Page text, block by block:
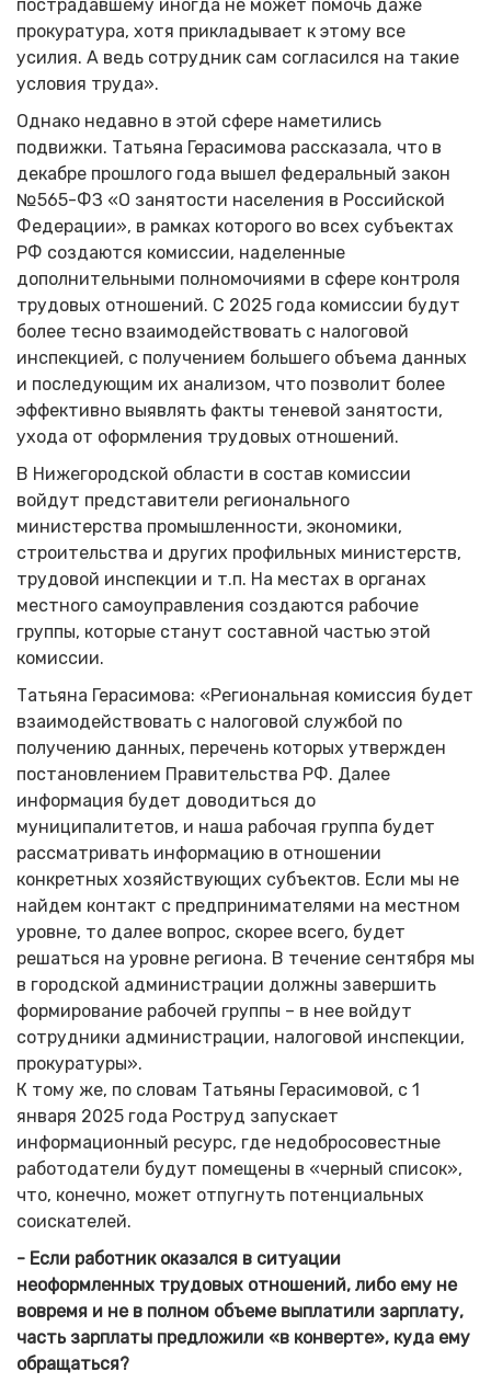
пострадавшему иногда не может помочь даже
прокуратура, хотя прикладывает к этому все
усилия. А ведь сотрудник сам согласился на такие
условия труда».
Однако недавно в этой сфере наметились
подвижки. Татьяна Герасимова рассказала, что в
декабре прошлого года вышел федеральный закон
№565-ФЗ «О занятости населения в Российской
Федерации», в рамках которого во всех субъектах
РФ создаются комиссии, наделенные
дополнительными полномочиями в сфере контроля
трудовых отношений. С 2025 года комиссии будут
более тесно взаимодействовать с налоговой
инспекцией, с получением большего объема данных
и последующим их анализом, что позволит более
эффективно выявлять факты теневой занятости,
ухода от оформления трудовых отношений.
В Нижегородской области в состав комиссии
войдут представители регионального
министерства промышленности, экономики,
строительства и других профильных министерств,
трудовой инспекции и т.п. На местах в органах
местного самоуправления создаются рабочие
группы, которые станут составной частью этой
комиссии.
Татьяна Герасимова: «Региональная комиссия будет
взаимодействовать с налоговой службой по
получению данных, перечень которых утвержден
постановлением Правительства РФ. Далее
информация будет доводиться до
муниципалитетов, и наша рабочая группа будет
рассматривать информацию в отношении
конкретных хозяйствующих субъектов. Если мы не
найдем контакт с предпринимателями на местном
уровне, то далее вопрос, скорее всего, будет
решаться на уровне региона. В течение сентября мы
в городской администрации должны завершить
формирование рабочей группы – в нее войдут
сотрудники администрации, налоговой инспекции,
прокуратуры».
К тому же, по словам Татьяны Герасимовой, с 1
января 2025 года Роструд запускает
информационный ресурс, где недобросовестные
работодатели будут помещены в «черный список»,
что, конечно, может отпугнуть потенциальных
соискателей.
- Если работник оказался в ситуации
неоформленных трудовых отношений, либо ему не
вовремя и не в полном объеме выплатили зарплату,
часть зарплаты предложили «в конверте», куда ему
обращаться?